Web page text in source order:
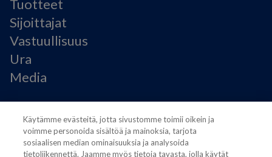
Tuotteet
Sijoittajat
Vastuullisuus
Ura
Media
Käyttöehdot
Modern Slavery Statement
Tietosuojaseloste
Käyttöehdot
Käytämme evästeitä, jotta sivustomme toimii oikein ja
voimme personoida sisältöä ja mainoksia, tarjota
sosiaalisen median ominaisuuksia ja analysoida
tietoliikennettä. Jaamme myös tietoja tavasta, jolla käytät